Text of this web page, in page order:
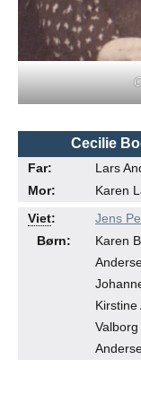
Cecilie
Far:
Lars
Mor:
Karen
Viet:
Jens
Børn:
Karen
Kirstine